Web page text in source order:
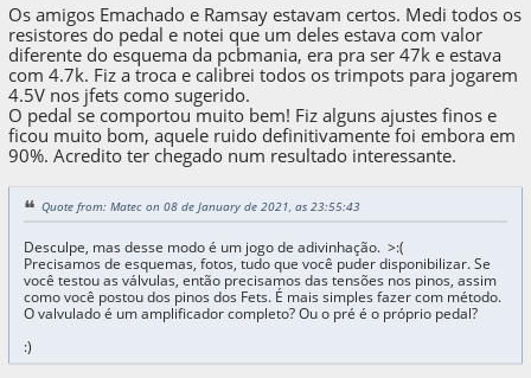
Os amigos Emachado e Ramsay estavam certos. Medi todos os
resistores do pedal e notei que um deles estava com valor
diferente do esquema da pcbmania, era pra ser 47k e estava
com 4.7k. Fiz a troca e calibrei todos os trimpots para jogarem
4.5V nos jfets como sugerido.
O pedal se comportou muito bem! Fiz alguns ajustes finos e
ficou muito bom, aquele ruido definitivamente foi embora em
90%. Acredito ter chegado num resultado interessante.
Quote from: Matec on 08 de January de 2021, as 23:55:43
Desculpe, mas desse modo é um jogo de adivinhação. >:(
Precisamos de esquemas, fotos, tudo que você puder disponibilizar. Se
você testou as válvulas, então precisamos das tensões nos pinos, assim
como você postou dos pinos dos Fets. É mais simples fazer com método.
O valvulado é um amplificador completo? Ou o pré é o próprio pedal?
:)